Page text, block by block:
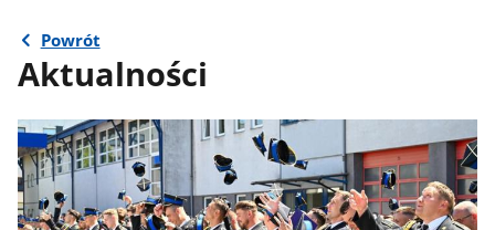
Powrót
Aktualności